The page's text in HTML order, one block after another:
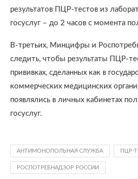
результатов ПЦР-тестов из
госуслуг – до 2 часов с момента
В-третьих, Минцифры и
следить, чтобы результаты ПЦР-
прививках, сделанных как в
коммерческих медицинских
появлялись в личных кабинетах
госуслуг.
АНТИМОНОПОЛЬНАЯ СЛУЖБА ПЦР-
РОСПОТРЕБНАДЗОР РОССИИ